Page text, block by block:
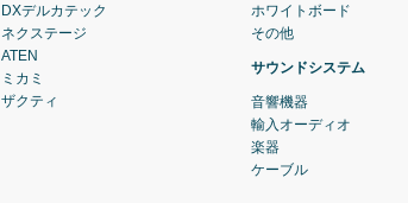
DXデルカテック
ネクステージ
ATEN
ミカミ
ザクティ
ホワイトボード
その他
サウンドシステム
音響機器
輸入オーディオ
楽器
ケーブル